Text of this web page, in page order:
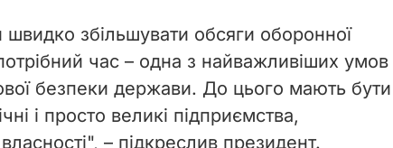
i
d
e
швидко збільшувати обсяги оборонної
час – одна з найважливіших умов
безпеки держави. До цього мають бути
і просто великі підприємства,
– підкреслив президент.